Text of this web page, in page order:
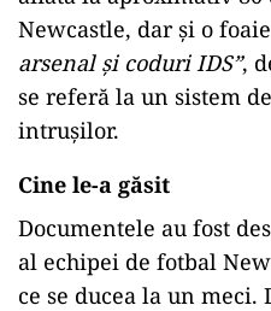
Newcastle, dar și o
arsenal și coduri IDS”,
se referă la un sistem
intrușilor.
Cine le-a găsit
Documentele au fost
al echipei de fotbal
ce se ducea la un meci.